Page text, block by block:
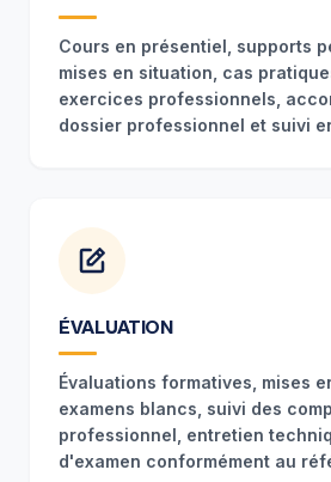
Cours en présentiel, supports
mises en situation, cas
exercices professionnels,
dossier professionnel et suivi
ÉVALUATION
Évaluations formatives, mises
examens blancs, suivi des
professionnel, entretien
d'examen conformément au